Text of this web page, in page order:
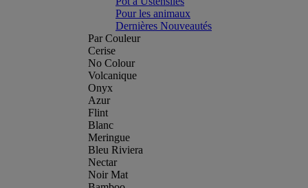
Pour les animaux
Dernières Nouveautés
Par Couleur
Cerise
No Colour
Volcanique
Onyx
Azur
Flint
Blanc
Meringue
Bleu Riviera
Nectar
Noir Mat